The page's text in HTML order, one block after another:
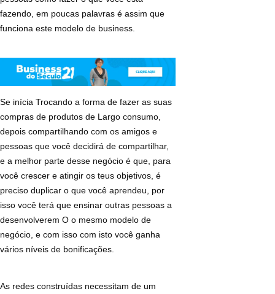
fazendo, em poucas palavras é assim que
funciona este modelo de business.
Se inícia Trocando a forma de fazer as suas
compras de produtos de Largo consumo,
depois compartilhando com os amigos e
pessoas que você decidirá de compartilhar,
e a melhor parte desse negócio é que, para
você crescer e atingir os teus objetivos, é
preciso duplicar o que você aprendeu, por
isso você terá que ensinar outras pessoas a
desenvolverem O o mesmo modelo de
negócio, e com isso com isto você ganha
vários níveis de bonificações.
As redes construídas necessitam de um